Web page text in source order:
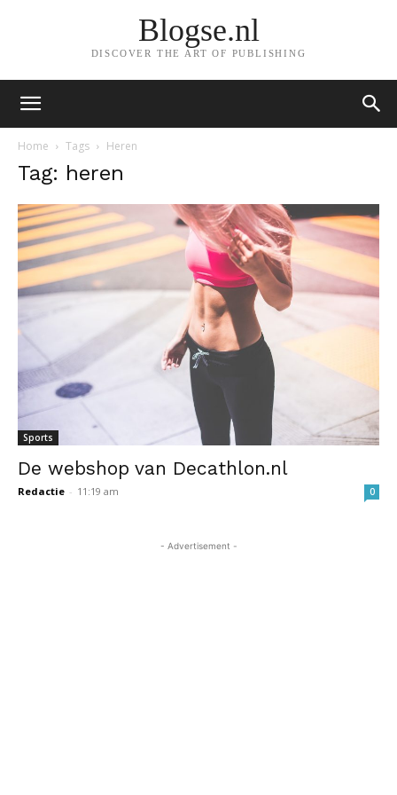
Blogse.nl
DISCOVER THE ART OF PUBLISHING
Home Tags Heren
Tag: heren
Sports
De webshop van Decathlon.nl
Redactie - 11:19 am 0
- Advertisement -